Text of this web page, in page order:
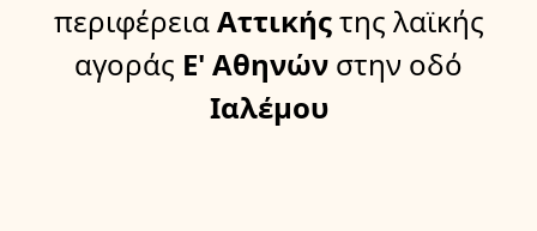
περιφέρειαΑττικήςτης λαϊκής
αγοράς Ε' Αθηνών στην οδό
Ιαλέμου